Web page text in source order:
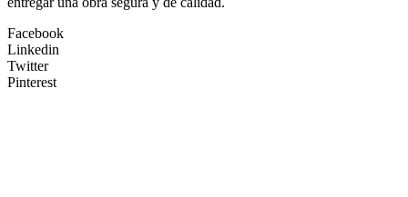
Facebook
Linkedin
Twitter
Pinterest